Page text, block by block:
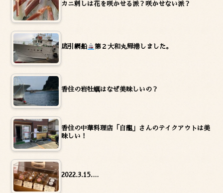
カニ刺しは花を咲かせる派？咲かせない派？
底引網船 第２大和丸帰港しました。
香住の岩牡蠣はなぜ美味しいの？
香住の中華料理店「白龍」さんのテイクアウトは美
味しい！
2022.3.15.…